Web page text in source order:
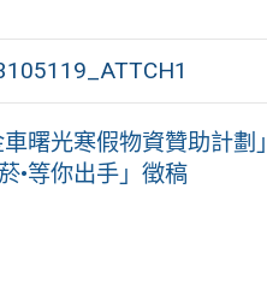
車曙光寒假物資贊助計劃」
•等你出手」徵稿